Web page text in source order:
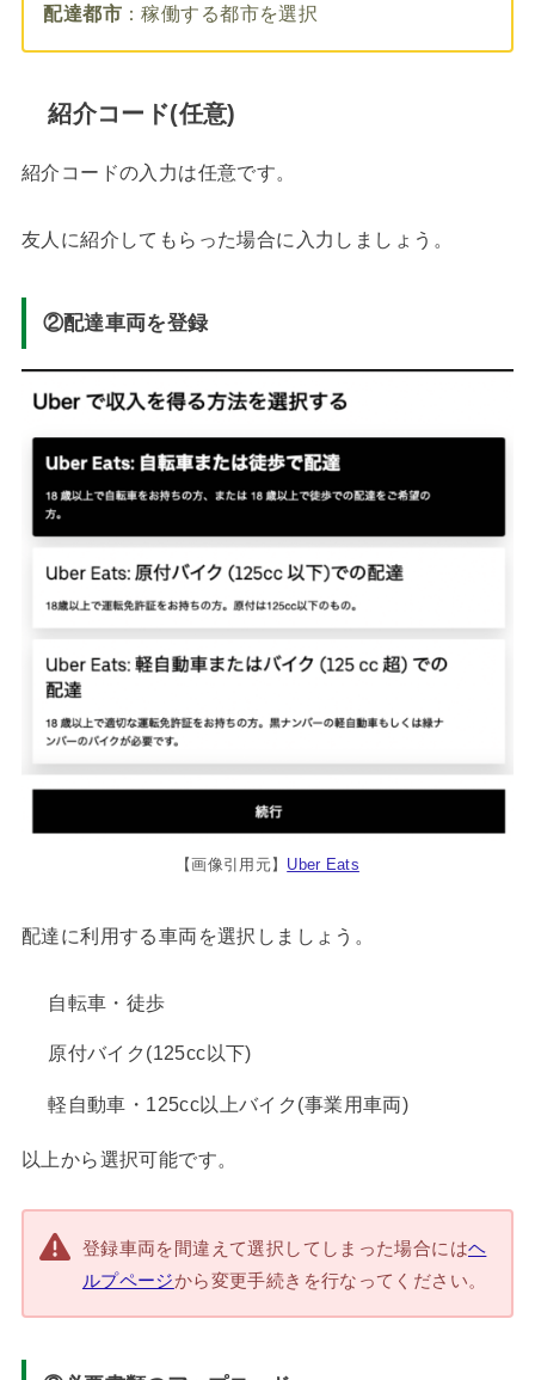
配達都市 ：稼働する都市を選択
紹介コード(任意)
紹介コードの入力は任意です。
友人に紹介してもらった場合に入力しましょう。
②配達車両を登録
【画像引用元】 Uber Eats
配達に利用する車両を選択しましょう。
自転車・徒歩
原付バイク(125cc以下)
軽自動車・125cc以上バイク(事業用車両)
以上から選択可能です。
登録車両を間違えて選択してしまった場合にはヘ
ルプページから変更手続きを行なってください。